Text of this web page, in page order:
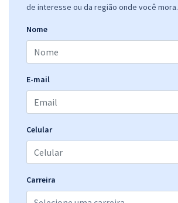
de interesse ou da região onde você mora.
Nome
E-mail
Celular
Carreira